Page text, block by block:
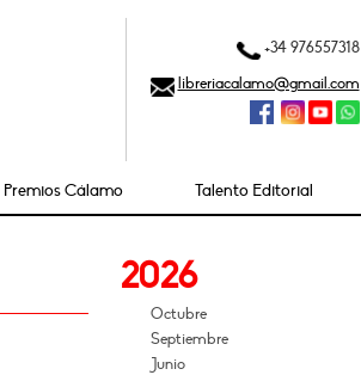
+34 976557318
libreriacalamo@gmail.com
Premios Cálamo Talento Editorial
2026
Octubre
Septiembre
Junio